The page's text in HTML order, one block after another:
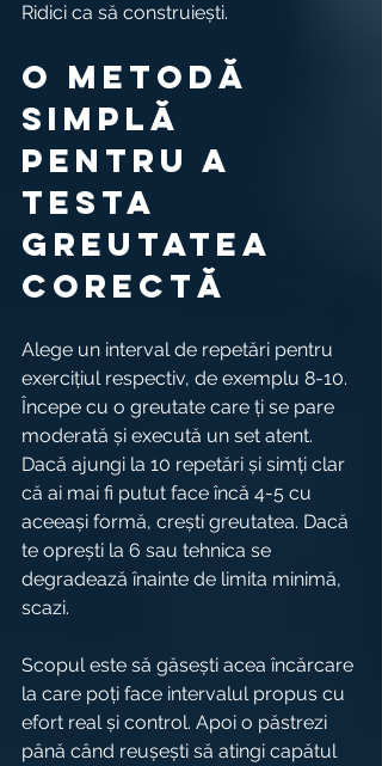
Ridici ca să construiești.
O metodă
simplă
pentru a
testa
greutatea
corectă
Alege un interval de repetări pentru
exercițiul respectiv, de exemplu 8-10.
Începe cu o greutate care ți se pare
moderată și execută un set atent.
Dacă ajungi la 10 repetări și simți clar
că ai mai fi putut face încă 4-5 cu
aceeași formă, crești greutatea. Dacă
te oprești la 6 sau tehnica se
degradează înainte de limita minimă,
scazi.
Scopul este să găsești acea încărcare
la care poți face intervalul propus cu
efort real și control. Apoi o păstrezi
până când reușești să atingi capătul